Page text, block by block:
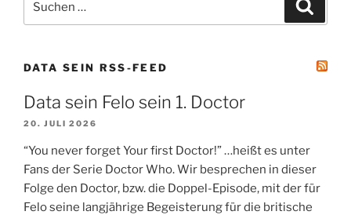
nach:
DATA SEIN RSS-FEED
Data sein Felo sein 1. Doctor
20. JULI 2026
“You never forget Your first Doctor!” …heißt es unter
Fans der Serie Doctor Who. Wir besprechen in dieser
Folge den Doctor, bzw. die Doppel-Episode, mit der für
Felo seine langjährige Begeisterung für die britische